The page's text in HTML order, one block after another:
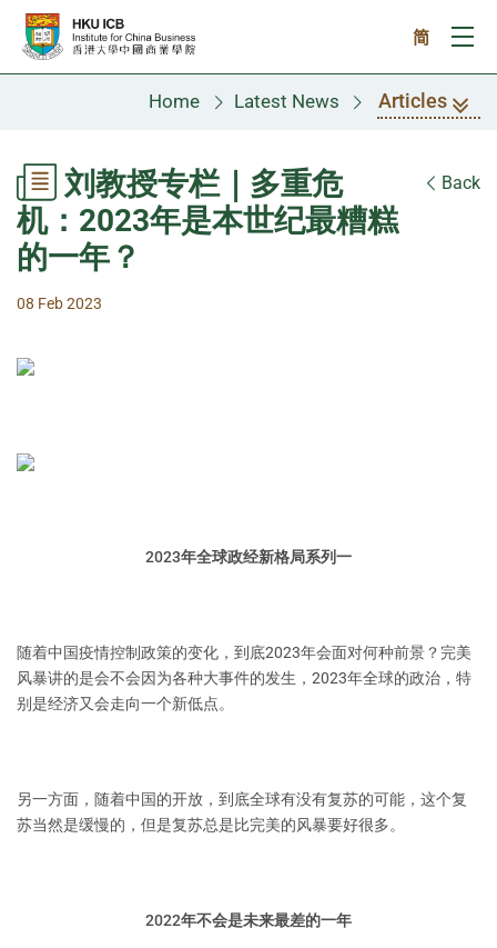
Skip to main content
简
Home Latest News Articles
刘教授专栏｜多重危
机：2023年是本世纪最糟糕
的一年？
Back
08 Feb 2023
2023年全球政经新格局系列一
随着中国疫情控制政策的变化，到底2023年会面对何种前景？完美
风暴讲的是会不会因为各种大事件的发生，2023年全球的政治，特
别是经济又会走向一个新低点。
另一方面，随着中国的开放，到底全球有没有复苏的可能，这个复
苏当然是缓慢的，但是复苏总是比完美的风暴要好很多。
2022年不会是未来最差的一年